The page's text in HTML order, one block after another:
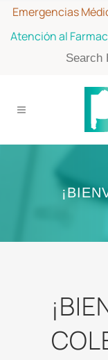
Emergencias
Atención al